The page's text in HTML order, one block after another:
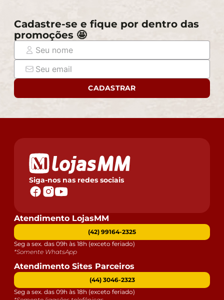
Cadastre-se e fique por dentro das
promoções 🤩
CADASTRAR
Siga-nos nas redes sociais
Atendimento LojasMM
(42) 99164-2325
Seg a sex. das 09h às 18h (exceto feriado)
*Somente WhatsApp
Atendimento Sites Parceiros
(44) 3046-2323
Seg a sex. das 09h às 18h (exceto feriado)